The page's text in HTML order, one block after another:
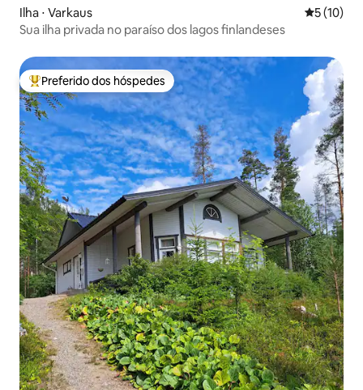
Ilha ⋅ Varkaus 5 de uma
5 (10)
Sua ilha privada no paraíso dos lagos finlandeses
Entre os melhores preferidos dos hóspedes
Preferido dos hóspedes